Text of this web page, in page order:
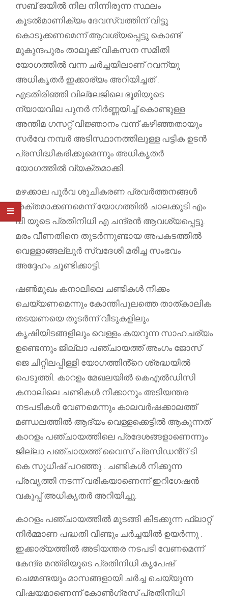
സബ് ജയിൽ നില നിന്നിരുന്ന സ്ഥലം
കൂടൽമാണിക്യം ദേവസ്വത്തിന് വിട്ടു
കൊടുക്കണമെന്ന് ആവശ്യപ്പെട്ടു കൊണ്ട്
മുകുന്ദപുരം താലൂക്ക് വികസന സമിതി
യോഗത്തിൽ വന്ന ചർച്ചയിലാണ് റവന്യൂ
അധികൃതർ ഇക്കാര്യം അറിയിച്ചത് .
എടതിരിഞ്ഞി വില്ലേജിലെ ഭൂമിയുടെ
ന്യായവില പുനർ നിർണ്ണയിച്ച് കൊണ്ടുള്ള
അന്തിമ ഗസറ്റ് വിജ്ഞാനം വന്ന് കഴിഞ്ഞതായും
സർവേ നമ്പർ അടിസ്ഥാനത്തിലുള്ള പട്ടിക ഉടൻ
പ്രസിദ്ധീകരിക്കുമെന്നും അധികൃതർ
യോഗത്തിൽ വ്യക്തമാക്കി.
മഴക്കാല പൂർവ ശുചീകരണ പ്രവർത്തനങ്ങൾ
ശക്തമാക്കണമെന്ന് യോഗത്തിൽ ചാലക്കുടി എം
പി യുടെ പ്രതിനിധി എ ചന്ദ്രൻ ആവശ്യപ്പെട്ടു.
മരം വീണതിനെ തുടർന്നുണ്ടായ അപകടത്തിൽ
വെള്ളാങ്ങല്ലൂർ സ്വദേശി മരിച്ച സംഭവം
അദ്ദേഹം ചൂണ്ടിക്കാട്ടി.
ഷൺമുഖം കനാലിലെ ചണ്ടികൾ നീക്കം
ചെയ്യണമെന്നും കോന്തിപുലത്തെ താത്കാലിക
തടയണയെ തുടർന്ന് വീടുകളിലും
കൃഷിയിടങ്ങളിലും വെള്ളം കയറുന്ന സാഹചര്യം
ഉണ്ടെന്നും ജില്ലാ പഞ്ചായത്ത് അംഗം ജോസ്
ജെ ചിറ്റിലപ്പിള്ളി യോഗത്തിൻ്റെ ശ്രദ്ധയിൽ
പെടുത്തി. കാറളം മേഖലയിൽ കെഎൽഡിസി
കനാലിലെ ചണ്ടികൾ നീക്കാനും അടിയന്തര
നടപടികൾ വേണമെന്നും കാലവർഷക്കാലത്ത്
മണ്ഡലത്തിൽ ആദ്യം വെള്ളക്കെട്ടിൽ ആകുന്നത്
കാറളം പഞ്ചായത്തിലെ പ്രദേശങ്ങളാണെന്നും
ജില്ലാ പഞ്ചായത്ത് വൈസ് പ്രസിഡൻ്റ് ടി
കെ സുധീഷ് പറഞ്ഞു . ചണ്ടികൾ നീക്കുന്ന
പ്രവൃത്തി നടന്ന് വരികയാണെന്ന് ഇറിഗേഷൻ
വകുപ്പ് അധികൃതർ അറിയിച്ചു.
കാറളം പഞ്ചായത്തിൽ മുടങ്ങി കിടക്കുന്ന ഫ്ലാറ്റ്
നിർമ്മാണ പദ്ധതി വീണ്ടും ചർച്ചയിൽ ഉയർന്നു .
ഇക്കാര്യത്തിൽ അടിയന്തര നടപടി വേണമെന്ന്
കേന്ദ്ര മന്ത്രിയുടെ പ്രതിനിധി കൃപേഷ്
ചെമ്മണ്ടയും മാസങ്ങളായി ചർച്ച ചെയ്യുന്ന
വിഷയമാണെന്ന് കോൺഗ്രസ് പ്രതിനിധി